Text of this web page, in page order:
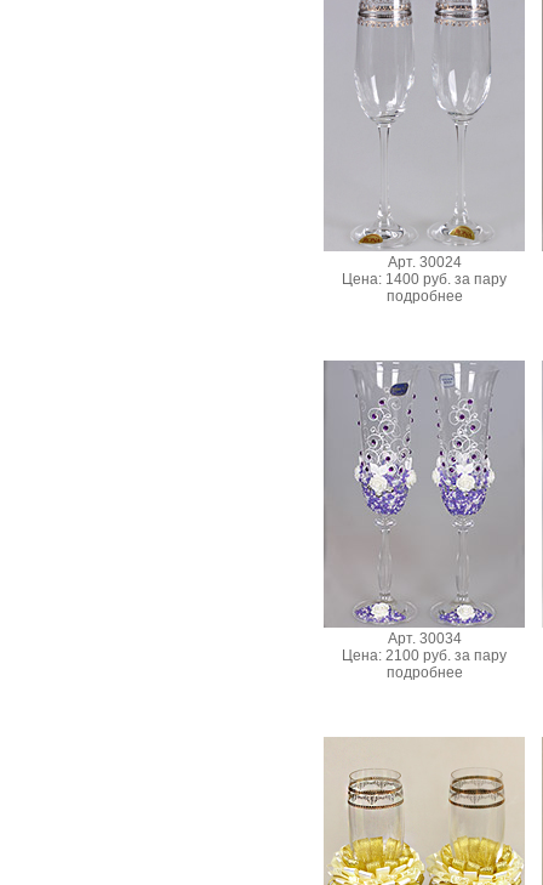
Арт. 30024
Цена: 1400 руб. за пару
подробнее
Арт. 30034
Цена: 2100 руб. за пару
подробнее